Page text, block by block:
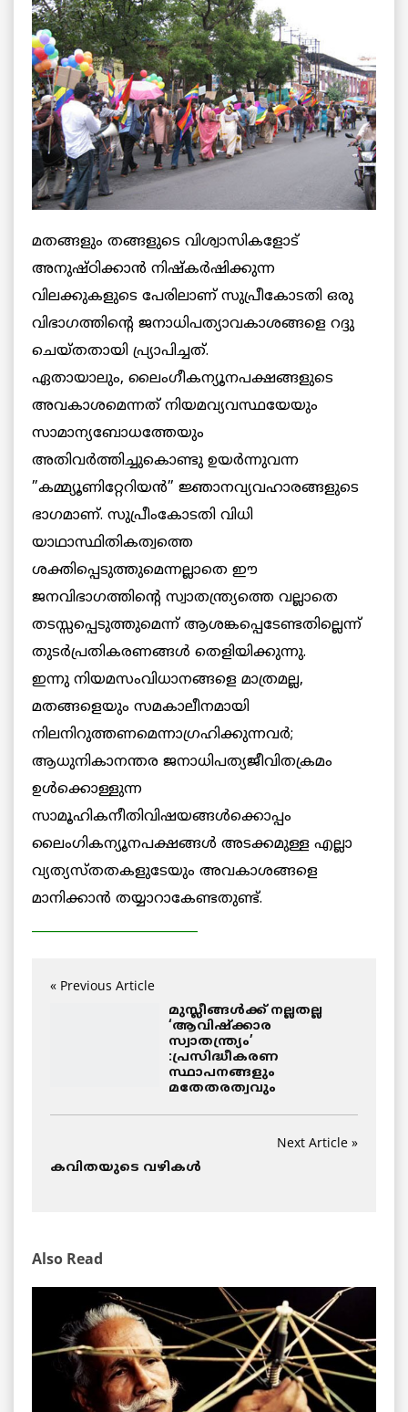
മതങ്ങളും തങ്ങളുടെ വിശ്വാസികളോട്
അനുഷ്ഠിക്കാന്‍ നിഷ്‌കര്‍ഷിക്കുന്ന
വിലക്കുകളുടെ പേരിലാണ് സുപ്രീകോടതി ഒരു
വിഭാഗത്തിന്റെ ജനാധിപത്യാവകാശങ്ങളെ റദ്ദു
ചെയ്തതായി പ്ര്യാപിച്ചത്.
ഏതായാലും, ലൈംഗീകന്യൂനപക്ഷങ്ങളുടെ
അവകാശമെന്നത് നിയമവ്യവസ്ഥയേയും
സാമാന്യബോധത്തേയും
അതിവര്‍ത്തിച്ചുകൊണ്ടു ഉയര്‍ന്നുവന്ന
”കമ്മ്യൂണിറ്റേറിയന്‍” ജ്ഞാനവ്യവഹാരങ്ങളുടെ
ഭാഗമാണ്. സുപ്രീംകോടതി വിധി
യാഥാസ്ഥിതികത്വത്തെ
ശക്തിപ്പെടുത്തുമെന്നല്ലാതെ ഈ
ജനവിഭാഗത്തിന്റെ സ്വാതന്ത്ര്യത്തെ വല്ലാതെ
തടസ്സപ്പെടുത്തുമെന്ന് ആശങ്കപ്പെടേണ്ടതില്ലെന്ന്
തുടര്‍പ്രതികരണങ്ങള്‍ തെളിയിക്കുന്നു.
ഇന്നു നിയമസംവിധാനങ്ങളെ മാത്രമല്ല,
മതങ്ങളെയും സമകാലീനമായി
നിലനിറുത്തണമെന്നാഗ്രഹിക്കുന്നവര്‍;
ആധുനികാനന്തര ജനാധിപത്യജീവിതക്രമം
ഉള്‍ക്കൊള്ളുന്ന
സാമൂഹികനീതിവിഷയങ്ങള്‍ക്കൊപ്പം
ലൈംഗികന്യൂനപക്ഷങ്ങള്‍ അടക്കമുള്ള എല്ലാ
വ്യത്യസ്തതകളുടേയും അവകാശങ്ങളെ
മാനിക്കാന്‍ തയ്യാറാകേണ്ടതുണ്ട്.
__________________________
« Previous Article
മുസ്ലീങ്ങൾക്ക് നല്ലതല്ല
‘ആവിഷ്ക്കാര
സ്വാതന്ത്ര്യം’
:പ്രസിദ്ധീകരണ
സ്ഥാപനങ്ങളും
മതേതരത്വവും
Next Article »
കവിതയുടെ വഴികള്‍
Also Read